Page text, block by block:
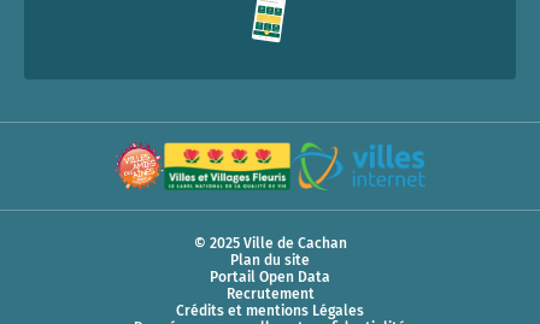
© 2025 Ville de Cachan
Plan du site
Portail Open Data
Recrutement
Crédits et mentions Légales